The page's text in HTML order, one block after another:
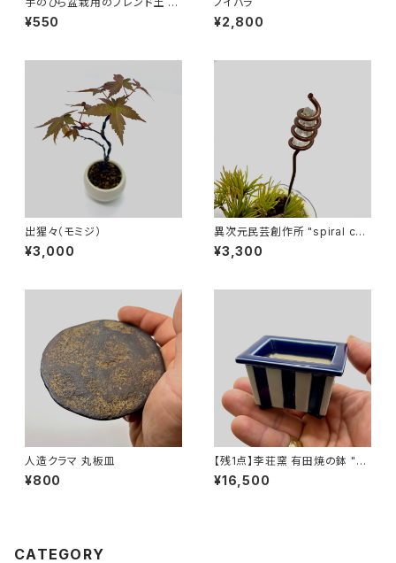
小粒 600ｇ
¥550 ¥2,800
出猩々（モミジ）
¥3,000
異次元民芸創作所 "spiral coi
l"
¥3,300
人造クラマ 丸板皿
¥800
【残1点】李荘窯 有田焼の鉢 "瑠
璃釉縞文長方"
¥16,500
CATEGORY